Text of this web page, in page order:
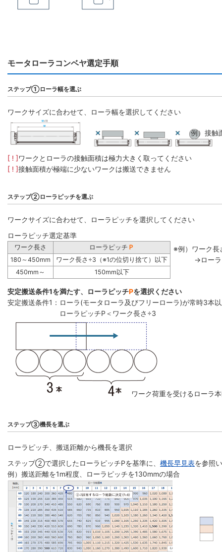
モータローラコンベヤ選定手順
ステップ①ローラ幅を選ぶ
ワークサイズに合わせて、ローラ幅を選択してください
例）接触
[ ! ]ワークとローラの接触面積は極力大きく取ってください
[ ! ]接触面積が極端に少ないワークは搬送できません
ステップ②ローラピッチを選ぶ
ワークサイズに合わせて、ローラピッチを選択してください
ローラピッチ選定基準
ワーク長さ ローラピッチ Ｐ
180～450mm
ワーク長さ÷3（※1の位切り捨て）以下
450mm～
150mm以下
※例）ワーク
→ローラ
安定搬送条件1を満たす、ローラピッチPを選択ください
安定搬送条件1：ローラ(モータローラ及びフリーローラ)が常時3本
ローラピッチP＜ワーク長さ÷3
ワーク荷重を受けるローラ
ステップ③機長を選ぶ
ローラピッチ、搬送距離から機長を選択
ステップ②で選択したローラピッチPを基準に、 機長早見表を参照
例）搬送距離を1m程度、ローラピッチを130mmの場合